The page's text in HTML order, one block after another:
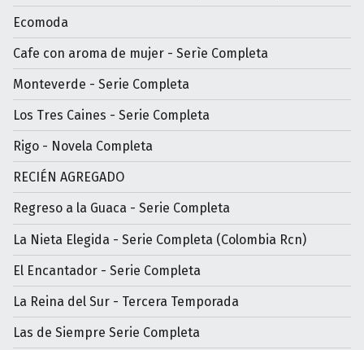
Ecomoda
Cafe con aroma de mujer - Serìe Completa
Monteverde - Serie Completa
Los Tres Caines - Serie Completa
Rigo - Novela Completa
RECIÉN AGREGADO
Regreso a la Guaca - Serie Completa
La Nieta Elegida - Serie Completa (Colombia Rcn)
El Encantador - Serie Completa
La Reina del Sur - Tercera Temporada
Las de Siempre Serie Completa